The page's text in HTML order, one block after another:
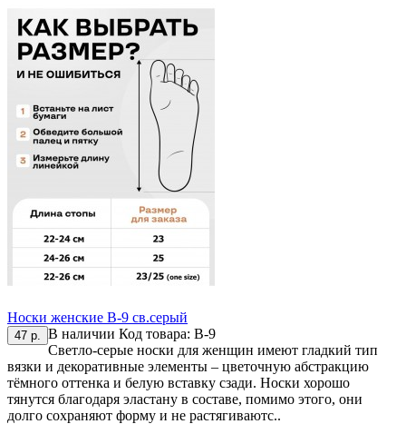
Носки женские В-9 св.серый
47 р. В наличии Код товара: В-9
Светло-серые носки для женщин имеют гладкий тип
вязки и декоративные элементы – цветочную абстракцию
тёмного оттенка и белую вставку сзади. Носки хорошо
тянутся благодаря эластану в составе, помимо этого, они
долго сохраняют форму и не растягиваютс..